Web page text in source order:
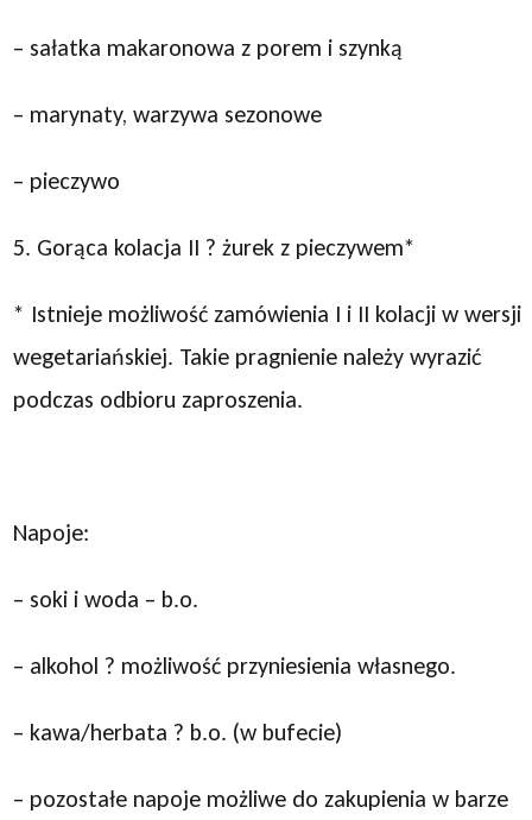
– sałatka makaronowa z porem i szynką
– marynaty, warzywa sezonowe
– pieczywo
5. Gorąca kolacja II ? żurek z pieczywem*
* Istnieje możliwość zamówienia I i II kolacji w wersji
wegetariańskiej. Takie pragnienie należy wyrazić
podczas odbioru zaproszenia.
Napoje:
– soki i woda – b.o.
– alkohol ? możliwość przyniesienia własnego.
– kawa/herbata ? b.o. (w bufecie)
– pozostałe napoje możliwe do zakupienia w barze